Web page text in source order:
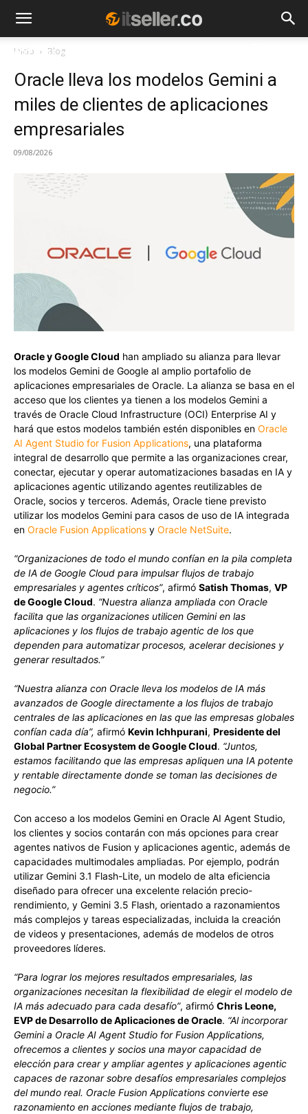
NOTICIAS
Inicio Blog
Oracle lleva los modelos Gemini a
miles de clientes de aplicaciones
empresariales
09/08/2026
Oracle y Google Cloud han ampliado su alianza para llevar
los modelos Gemini de Google al amplio portafolio de
aplicaciones empresariales de Oracle. La alianza se basa en el
acceso que los clientes ya tienen a los modelos Gemini a
través de Oracle Cloud Infrastructure (OCI) Enterprise AI y
hará que estos modelos también estén disponibles en Oracle
AI Agent Studio for Fusion Applications, una plataforma
integral de desarrollo que permite a las organizaciones crear,
conectar, ejecutar y operar automatizaciones basadas en IA y
aplicaciones agentic utilizando agentes reutilizables de
Oracle, socios y terceros. Además, Oracle tiene previsto
utilizar los modelos Gemini para casos de uso de IA integrada
en Oracle Fusion Applications y Oracle NetSuite.
“Organizaciones de todo el mundo confían en la pila completa
de IA de Google Cloud para impulsar flujos de trabajo
empresariales y agentes críticos”, afirmó Satish Thomas, VP
de Google Cloud. “Nuestra alianza ampliada con Oracle
facilita que las organizaciones utilicen Gemini en las
aplicaciones y los flujos de trabajo agentic de los que
dependen para automatizar procesos, acelerar decisiones y
generar resultados.”
“Nuestra alianza con Oracle lleva los modelos de IA más
avanzados de Google directamente a los flujos de trabajo
centrales de las aplicaciones en las que las empresas globales
confían cada día”, afirmó Kevin Ichhpurani, Presidente del
Global Partner Ecosystem de Google Cloud. “Juntos,
estamos facilitando que las empresas apliquen una IA potente
y rentable directamente donde se toman las decisiones de
negocio.”
Con acceso a los modelos Gemini en Oracle AI Agent Studio,
los clientes y socios contarán con más opciones para crear
agentes nativos de Fusion y aplicaciones agentic, además de
capacidades multimodales ampliadas. Por ejemplo, podrán
utilizar Gemini 3.1 Flash-Lite, un modelo de alta eficiencia
diseñado para ofrecer una excelente relación precio-
rendimiento, y Gemini 3.5 Flash, orientado a razonamientos
más complejos y tareas especializadas, incluida la creación
de videos y presentaciones, además de modelos de otros
proveedores líderes.
“Para lograr los mejores resultados empresariales, las
organizaciones necesitan la flexibilidad de elegir el modelo de
IA más adecuado para cada desafío”, afirmó Chris Leone,
EVP de Desarrollo de Aplicaciones de Oracle. “Al incorporar
Gemini a Oracle AI Agent Studio for Fusion Applications,
ofrecemos a clientes y socios una mayor capacidad de
elección para crear y ampliar agentes y aplicaciones agentic
capaces de razonar sobre desafíos empresariales complejos
del mundo real. Oracle Fusion Applications convierte ese
razonamiento en acciones mediante flujos de trabajo,